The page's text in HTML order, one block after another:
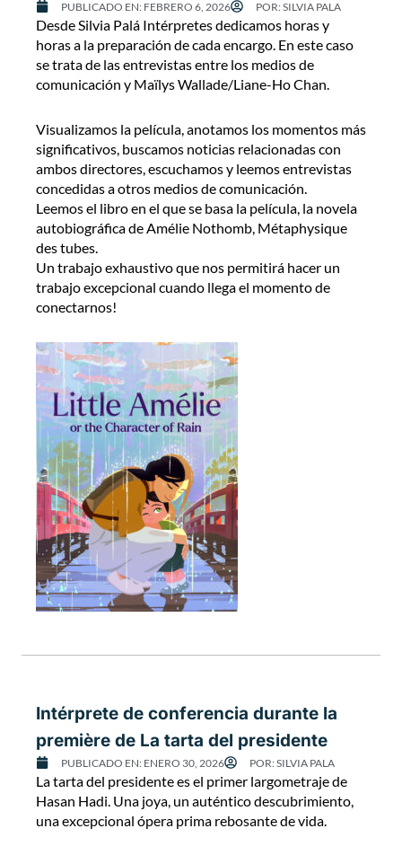
PUBLICADO EN: FEBRERO 6, 2026 POR:SILVIA PALA
Desde Silvia Palá Intérpretes dedicamos horas y
horas a la preparación de cada encargo. En este caso
se trata de las entrevistas entre los medios de
comunicación y Maïlys Wallade/Liane-Ho Chan.
Visualizamos la película, anotamos los momentos más
significativos, buscamos noticias relacionadas con
ambos directores, escuchamos y leemos entrevistas
concedidas a otros medios de comunicación.
Leemos el libro en el que se basa la película, la novela
autobiográfica de Amélie Nothomb, Métaphysique
des tubes.
Un trabajo exhaustivo que nos permitirá hacer un
trabajo excepcional cuando llega el momento de
conectarnos!
Intérprete de conferencia durante la
première de La tarta del presidente
PUBLICADO EN: ENERO 30, 2026 POR:SILVIA PALA
La tarta del presidente es el primer largometraje de
Hasan Hadi. Una joya, un auténtico descubrimiento,
una excepcional ópera prima rebosante de vida.